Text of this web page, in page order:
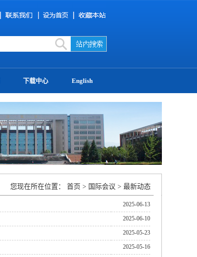
下载中心 English
您现在所在位置： 首页 > 国际会议 > 最新动态
2025-06-13
2025-06-10
2025-05-23
2025-05-16